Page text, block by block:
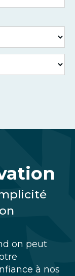
on peut
à nos